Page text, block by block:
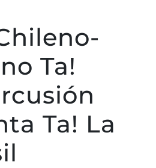
Ta!
Ta! La